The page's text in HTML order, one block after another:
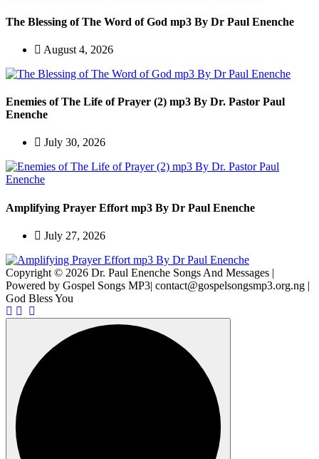
The Blessing of The Word of God mp3 By Dr Paul Enenche
August 4, 2026
Enemies of The Life of Prayer (2) mp3 By Dr. Pastor Paul
Enenche
July 30, 2026
Amplifying Prayer Effort mp3 By Dr Paul Enenche
July 27, 2026
Copyright © 2026 Dr. Paul Enenche Songs And Messages |
Powered by Gospel Songs MP3| contact@gospelsongsmp3.org.ng |
God Bless You